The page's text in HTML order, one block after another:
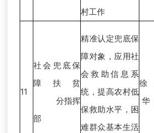
村工作
11
社会兜底保
障扶贫
分指挥
部
精准认定兜底保
障对象，应用社
会救助信息系
统，提高农村低
保救助水平，困
难群众基本生活
徐
华